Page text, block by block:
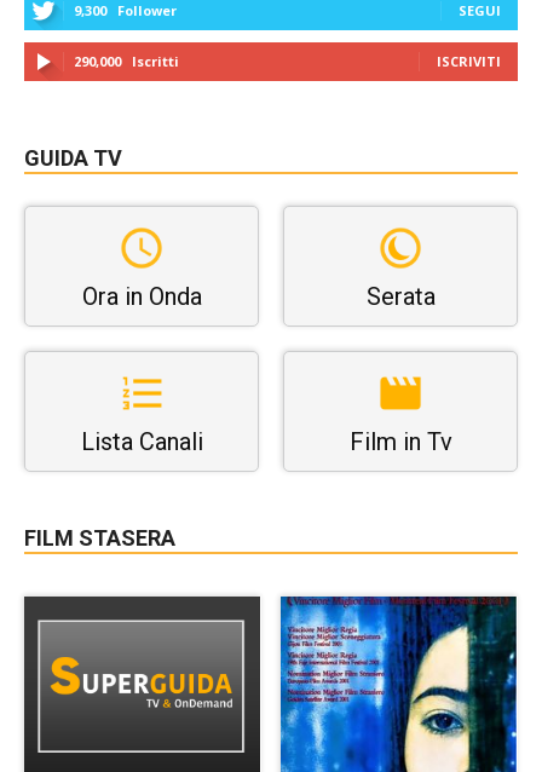
9,300 Follower SEGUI
290,000 Iscritti ISCRIVITI
GUIDA TV
Ora in Onda Serata
Lista Canali Film in Tv
FILM STASERA